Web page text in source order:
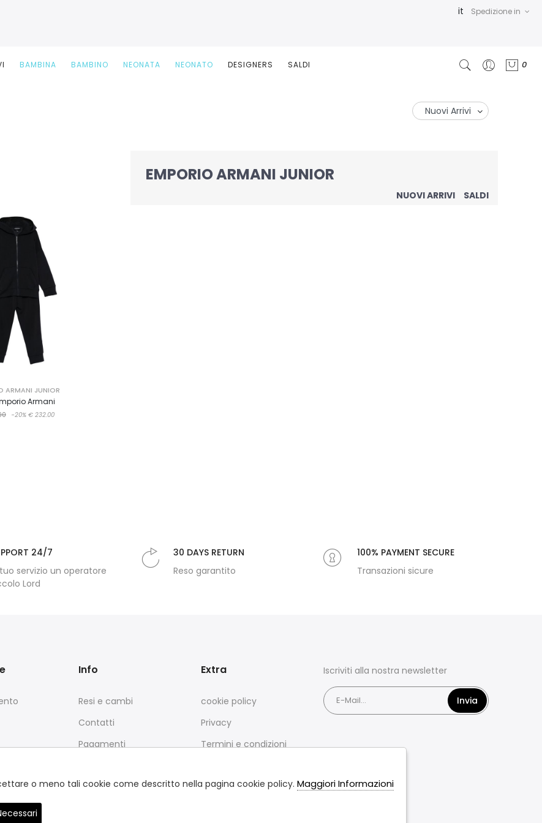
it Spedizione in
BAMBINA BAMBINO NEONATA NEONATO DESIGNERS SALDI 0
EMPORIO ARMANI JUNIOR
NUOVI ARRIVI SALDI
ARMANI JUNIOR
Armani
-20% € 232.00
24/7
servizio un operatore
Lord
30 DAYS RETURN
Reso garantito
100% PAYMENT SECURE
Transazioni sicure
Info
Resi e cambi
Contatti
Pagamenti
Extra
cookie policy
Privacy
Termini e condizioni
Iscriviti alla nostra newsletter
Invia
o meno tali cookie come descritto nella pagina cookie policy. Maggiori Informazioni